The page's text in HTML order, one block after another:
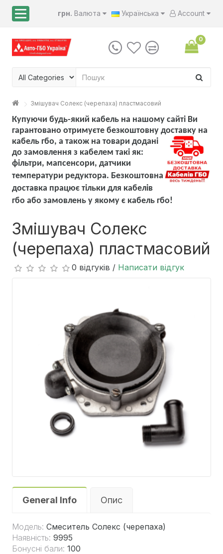
грн. Валюта Українська Account
0
Змішувач Солекс (черепаха) пластмасовий
Купуючи будь-який кабель на нашому сайті Ви
гарантовано отримуєте безкоштовну доставку на
кабель гбо, а також на товари додані
до замовлення з кабелем такі як:
фільтри, мапсенсори, датчики
температури редуктора. Безкоштовна
доставка працює тільки для кабелів
гбо або замовлень у якому є кабель гбо!
Змішувач Солекс
(черепаха) пластмасовий
0 відгуків / Написати відгук
General Info Опис
Модель: Смеситель Солекс (черепаха)
Наявність: 9995
Бонусні бали: 100